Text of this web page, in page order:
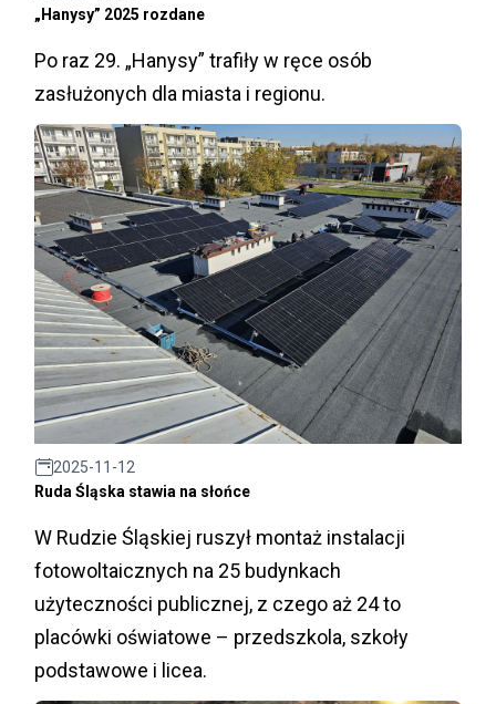
„Hanysy” 2025 rozdane
Po raz 29. „Hanysy” trafiły w ręce osób
zasłużonych dla miasta i regionu.
2025-11-12
Ruda Śląska stawia na słońce
W Rudzie Śląskiej ruszył montaż instalacji
fotowoltaicznych na 25 budynkach
użyteczności publicznej, z czego aż 24 to
placówki oświatowe – przedszkola, szkoły
podstawowe i licea.